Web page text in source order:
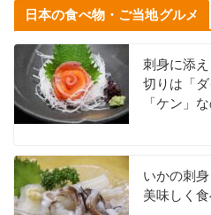
日本の食べ物・ご当地グルメ
刺身に添
切りは「
「ケン」
いかの刺
美味しく